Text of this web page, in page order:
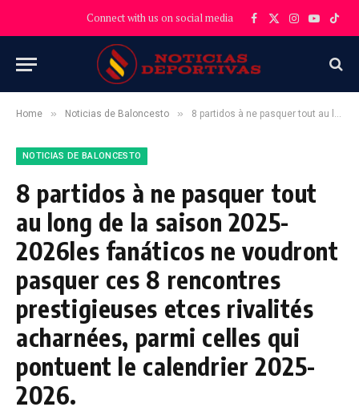
Connect with us on social media Facebook
X
Instagram
YouTube
Home » Noticias de Baloncesto » 8 partidos à ne pasquer tout au long de la saison 2025-2026les fanáticos ne voudront pasquer ces 8 rencontres prestigieuses etces rivalités acharnées, parmi celles qui pontuent le calendrier 2025-2026.
NOTICIAS DE BALONCESTO
8 partidos à ne pasquer tout
au long de la saison 2025-
2026les fanáticos ne voudront
pasquer ces 8 rencontres
prestigieuses etces rivalités
acharnées, parmi celles qui
pontuent le calendrier 2025-
2026.